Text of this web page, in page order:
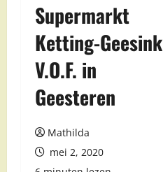
Supermarkt
Ketting-Geesink
V.O.F. in
Geesteren
Mathilda
mei 2, 2020